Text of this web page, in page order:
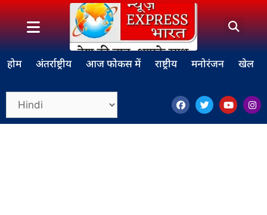
होम अंतर्राष्ट्रीय आज फोकस में राष्ट्रीय मनोरंजन खेल